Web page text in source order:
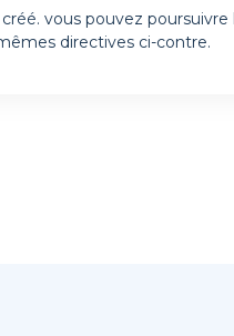
vous pouvez poursuivre
directives ci-contre.